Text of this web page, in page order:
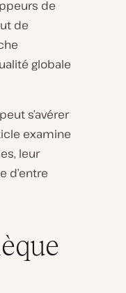
de
de
globale
s’avérer
examine
leur
d’entre